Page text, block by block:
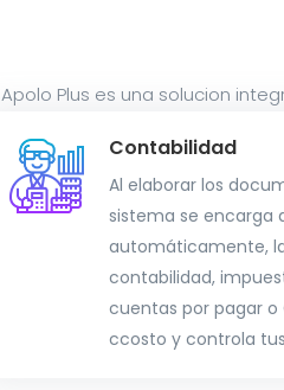
Apolo Plus es una solucion
Contabilidad
Al elaborar los
sistema se encarga
automáticamente,
contabilidad,
cuentas por pagar o
ccosto y controla